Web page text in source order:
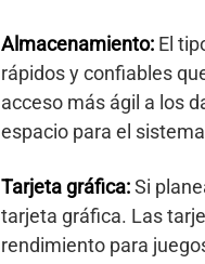
Almacenamiento: El
rápidos y confiables
acceso más ágil a los
espacio para el
Tarjeta gráfica:Si
tarjeta gráfica. Las
rendimiento para